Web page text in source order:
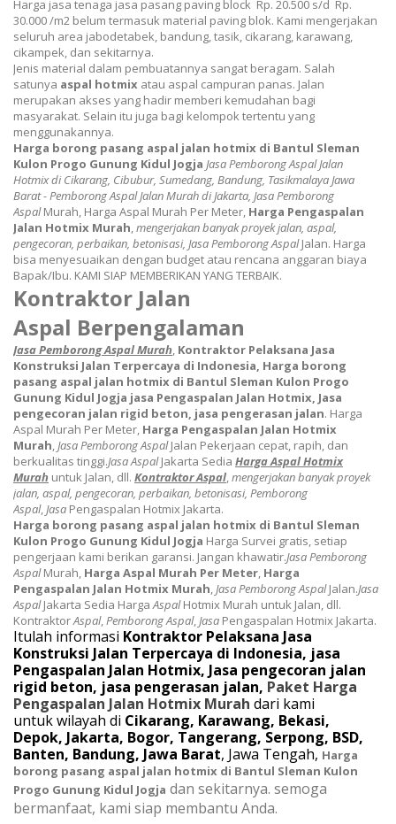
Harga jasa tenaga jasa pasang paving block Rp. 20.500 s/d Rp.
30.000 /m2 belum termasuk material paving blok. Kami mengerjakan
seluruh area jabodetabek, bandung, tasik, cikarang, karawang,
cikampek, dan sekitarnya.
Jenis material dalam pembuatannya sangat beragam. Salah
satunya aspal hotmix atau aspal campuran panas. Jalan
merupakan akses yang hadir memberi kemudahan bagi
masyarakat. Selain itu juga bagi kelompok tertentu yang
menggunakannya.
Harga borong pasang aspal jalan hotmix di Bantul Sleman
Kulon Progo Gunung Kidul Jogja Jasa Pemborong AspalJalan
Hotmix di Cikarang, Cibubur, Sumedang, Bandung​, Tasikmalaya Jawa
Barat - Pemborong Aspal Jalan Murah di Jakarta, Jasa Pemborong
AspalMurah, Harga Aspal Murah Per Meter, Harga Pengaspalan
Jalan Hotmix Murah mengerjakan banyak proyek jalan, aspal,
pengecoran, perbaikan, betonisasi, Jasa Pemborong AspalJalan. Harga
bisa menyesuaikan dengan budget atau rencana anggaran biaya
Bapak/Ibu. KAMI SIAP MEMBERIKAN YANG TERBAIK.
Kontraktor Jalan
Aspal Berpengalaman
Jasa Pemborong Aspal Murah Kontraktor Pelaksana Jasa
Konstruksi Jalan Terpercaya di Indonesia, Harga borong
pasang aspal jalan hotmix di Bantul Sleman Kulon Progo
Gunung Kidul Jogja jasa Pengaspalan Jalan Hotmix, Jasa
pengecoran jalan rigid beton, jasa pengerasan jalan. Harga
Aspal Murah Per Meter, Harga Pengaspalan Jalan Hotmix
Murah Jasa Pemborong AspalJalan Pekerjaan cepat, rapih, dan
berkualitas tinggi.Jasa AspalJakarta Sedia Harga Aspal Hotmix
Murah untuk Jalan, dll. KontraktorAspal mengerjakan banyak proyek
jalan, aspal, pengecoran, perbaikan, betonisasi, Pemborong
Aspal, Jasa Pengaspalan Hotmix Jakarta.
Harga borong pasang aspal jalan hotmix di Bantul Sleman
Kulon Progo Gunung Kidul Jogja Harga Survei gratis, setiap
pengerjaan kami berikan garansi. Jangan khawatir.Jasa Pemborong
AspalMurah, Harga Aspal Murah Per Meter Harga
Pengaspalan Jalan Hotmix Murah Jasa Pemborong AspalJalan.Jasa
AspalJakarta Sedia Harga AspalHotmix Murah untuk Jalan, dll.
KontraktorAspal, Pemborong Aspal, Jasa Pengaspalan Hotmix Jakarta.
Itulah informasi Kontraktor Pelaksana Jasa
Konstruksi Jalan Terpercaya di Indonesia, jasa
Pengaspalan Jalan Hotmix, Jasa pengecoran jalan
rigid beton, jasa pengerasan jalan, Paket Harga
Pengaspalan Jalan Hotmix Murah dari kami
untukwilayah di Cikarang, Karawang, Bekasi,
Depok, Jakarta, Bogor, Tangerang, Serpong, BSD,
Banten, Bandung, Jawa Barat, Jawa Tengah, Harga
borong pasang aspal jalan hotmix di Bantul Sleman Kulon
Progo Gunung Kidul Jogja dan sekitarnya. semoga
bermanfaat, kami siap membantu Anda.